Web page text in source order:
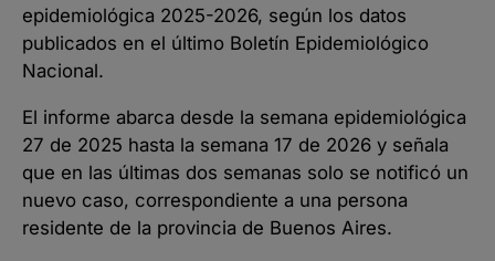
epidemiológica 2025-2026, según los datos
publicados en el último Boletín Epidemiológico
Nacional.
El informe abarca desde la semana epidemiológica
27 de 2025 hasta la semana 17 de 2026 y señala
que en las últimas dos semanas solo se notificó un
nuevo caso, correspondiente a una persona
residente de la provincia de Buenos Aires.